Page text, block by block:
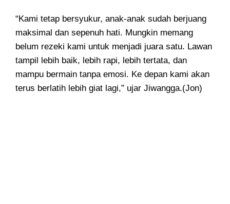
“Kami tetap bersyukur, anak-anak sudah berjuang
maksimal dan sepenuh hati. Mungkin memang
belum rezeki kami untuk menjadi juara satu. Lawan
tampil lebih baik, lebih rapi, lebih tertata, dan
mampu bermain tanpa emosi. Ke depan kami akan
terus berlatih lebih giat lagi,” ujar Jiwangga.(Jon)